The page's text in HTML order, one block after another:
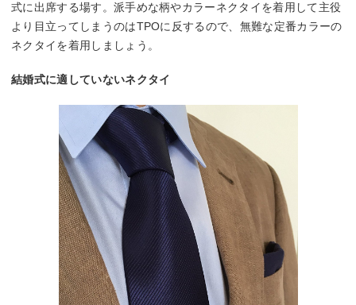
式に出席する場す。派手めな柄やカラーネクタイを着用して主役
より目立ってしまうのはTPOに反するので、無難な定番カラーの
ネクタイを着用しましょう。
結婚式に適していないネクタイ